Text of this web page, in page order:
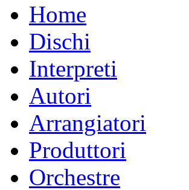
Home
Dischi
Interpreti
Autori
Arrangiatori
Produttori
Orchestre